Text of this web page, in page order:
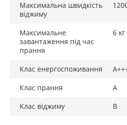
Максимальна швидкість
віджиму
Максимальне
завантаження під час
прання
6 кг
Клас енергоспоживання
Клас прання
A
Клас віджиму
B